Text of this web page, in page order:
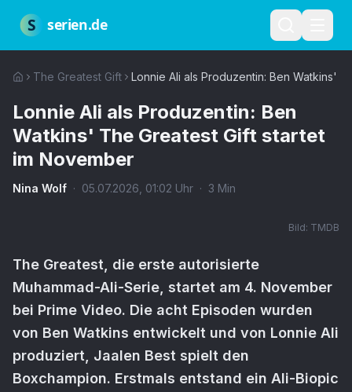
S serien.de
The Greatest Gift Lonnie Ali als Produzentin: Ben Watkins'
Lonnie Ali als Produzentin: Ben
Watkins' The Greatest Gift startet
im November
Nina Wolf · 05.07.2026 01:02 Uhr · 3 Min
Bild: TMDB
The Greatest, die erste autorisierte
Muhammad-Ali-Serie, startet am 4. November
bei Prime Video. Die acht Episoden wurden
von Ben Watkins entwickelt und von Lonnie Ali
produziert, Jaalen Best spielt den
Boxchampion. Erstmals entstand ein Ali-Biopic
Nutzungsbedingungen